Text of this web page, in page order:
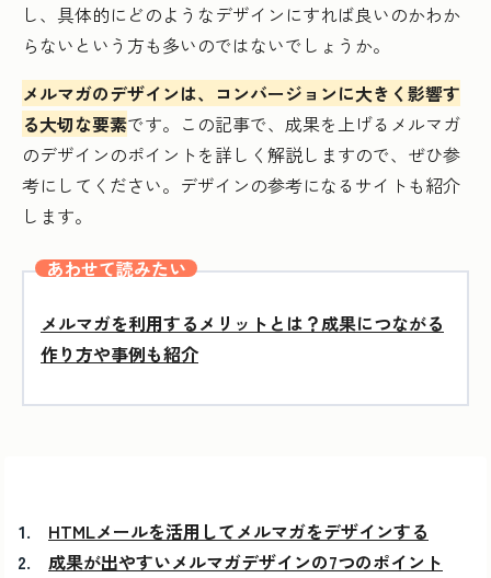
し、具体的にどのようなデザインにすれば良いのかわか
らないという方も多いのではないでしょうか。
メルマガのデザインは、コンバージョンに大きく影響す
る大切な要素です。この記事で、成果を上げるメルマガ
のデザインのポイントを詳しく解説しますので、ぜひ参
考にしてください。デザインの参考になるサイトも紹介
します。
あわせて読みたい
メルマガを利用するメリットとは？成果につながる
作り方や事例も紹介
HTMLメールを活用してメルマガをデザインする
成果が出やすいメルマガデザインの7つのポイント